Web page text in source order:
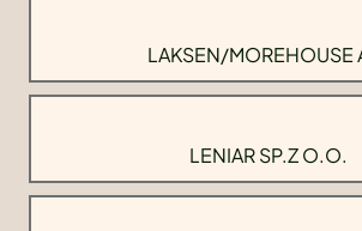
LAKSEN/MOREHOUSE
LENIAR SP.Z O.O.